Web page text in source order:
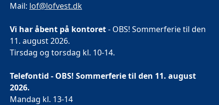
Mail: lof@lofvest.dk
Vi har åbent på kontoret- OBS! Sommerferie til den
11. august 2026.
Tirsdag og torsdag kl. 10-14.
Telefontid - OBS! Sommerferie til den 11. august
2026.
Mandag kl. 13-14